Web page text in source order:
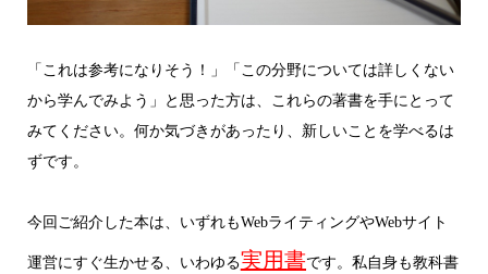
「これは参考になりそう！」「この分野については詳しくない
から学んでみよう」と思った方は、これらの著書を手にとって
みてください。何か気づきがあったり、新しいことを学べるは
ずです。
今回ご紹介した本は、いずれもWebライティングやWebサイト
運営にすぐ生かせる、いわゆる実用書です。私自身も教科書